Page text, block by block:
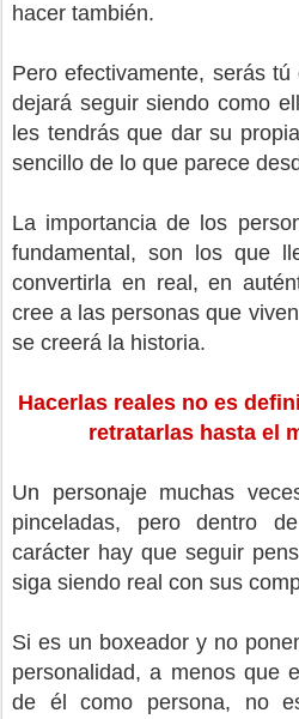
hacer también.
Pero efectivamente, serás
dejará seguir siendo como
les tendrás que dar su
sencillo de lo que parece
La importancia de los
fundamental, son los que
convertirla en real, en
cree a las personas que
se creerá la historia.
Hacerlas reales no es
retratarlas hasta el
Un personaje muchas
pinceladas, pero dentro
carácter hay que seguir
siga siendo real con sus
Si es un boxeador y no
personalidad, a menos que
de él como persona, no